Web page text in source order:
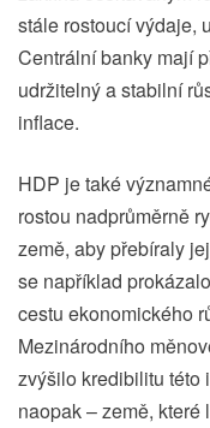
stále rostoucí výdaje,
Centrální banky mají
udržitelný a stabilní
inflace.
HDP je také
rostou nadprůměrně
země, aby přebíraly
se například
cestu ekonomického
Mezinárodního
zvýšilo kredibilitu této
naopak – země,